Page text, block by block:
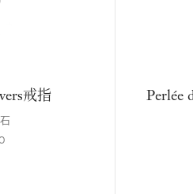
戒指 Perlée